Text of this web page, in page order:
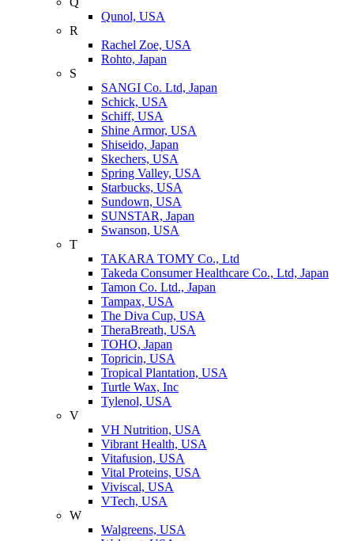
Qunol, USA
R
Rachel Zoe, USA
Rohto, Japan
S
SANGI Co. Ltd, Japan
Schick, USA
Schiff, USA
Shine Armor, USA
Shiseido, Japan
Skechers, USA
Spring Valley, USA
Starbucks, USA
Sundown, USA
SUNSTAR, Japan
Swanson, USA
T
TAKARA TOMY Co., Ltd
Takeda Consumer Healthcare Co., Ltd, Japan
Tamon Co. Ltd., Japan
Tampax, USA
The Diva Cup, USA
TheraBreath, USA
TOHO, Japan
Topricin, USA
Tropical Plantation, USA
Turtle Wax, Inc
Tylenol, USA
V
VH Nutrition, USA
Vibrant Health, USA
Vitafusion, USA
Vital Proteins, USA
Viviscal, USA
VTech, USA
W
Walgreens, USA